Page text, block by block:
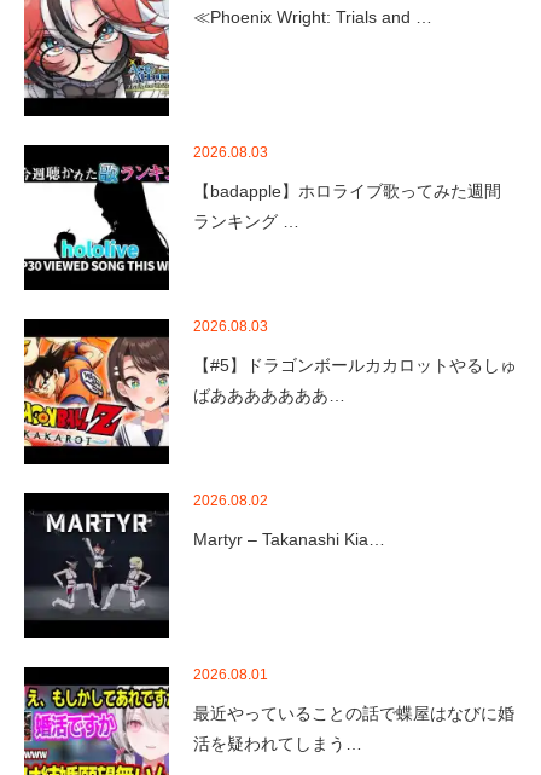
≪Phoenix Wright: Trials and …
2026.08.03
【badapple】ホロライブ歌ってみた週間
ランキング …
2026.08.03
【#5】ドラゴンボールカカロットやるしゅ
ばあああああああ…
2026.08.02
Martyr – Takanashi Kia…
2026.08.01
最近やっていることの話で蝶屋はなびに婚
活を疑われてしまう…